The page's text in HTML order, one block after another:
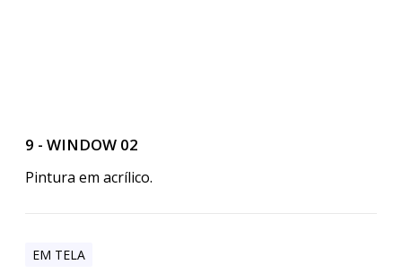
9 - WINDOW 02
Pintura em acrílico.
EM TELA